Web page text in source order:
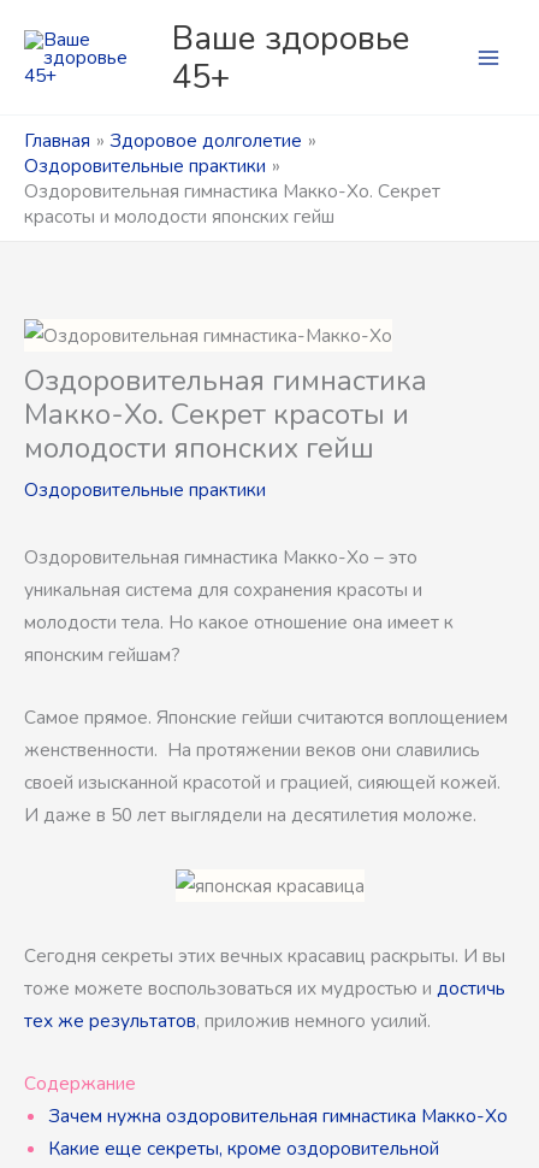
содержимому
Ваше здоровье
45+
Главная
Здоровое долголетие
Оздоровительные практики
Оздоровительная гимнастика Макко-Хо. Секрет
красоты и молодости японских гейш
Оздоровительная гимнастика
Макко-Хо. Секрет красоты и
молодости японских гейш
Оздоровительные практики
Оздоровительная гимнастика Макко-Хо – это
уникальная система для сохранения красоты и
молодости тела. Но какое отношение она имеет к
японским гейшам?
Самое прямое. Японские гейши считаются воплощением
женственности. На протяжении веков они славились
своей изысканной красотой и грацией, сияющей кожей.
И даже в 50 лет выглядели на десятилетия моложе.
Сегодня секреты этих вечных красавиц раскрыты. И вы
тоже можете воспользоваться их мудростью и достичь
тех же результатов, приложив немного усилий.
Содержание
Зачем нужна оздоровительная гимнастика Макко-Хо
Какие еще секреты, кроме оздоровительной
у
р
и
к